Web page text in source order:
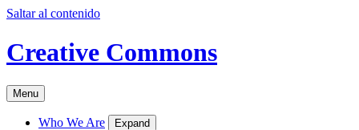
Saltar al contenido
Creative Commons
Menu
Who We Are Expand